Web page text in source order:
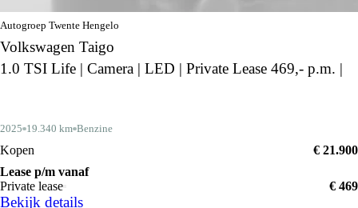
Autogroep Twente Hengelo
Volkswagen Taigo
1.0 TSI Life | Camera | LED | Private Lease 469,- p.m. |
2025 19.340 km Benzine
Kopen
€ 21.900
Lease p/m vanaf
Private lease
€ 469
Bekijk details